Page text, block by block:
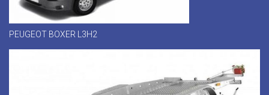
PEUGEOT BOXER L3H2